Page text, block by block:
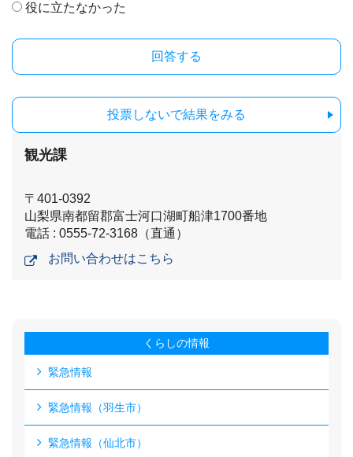
役に立たなかった
投票しないで結果をみる
観光課
〒401-0392
山梨県南都留郡富士河口湖町船津1700番地
電話 : 0555-72-3168（直通）
お問い合わせはこちら
くらしの情報
緊急情報
緊急情報（羽生市）
緊急情報（仙北市）